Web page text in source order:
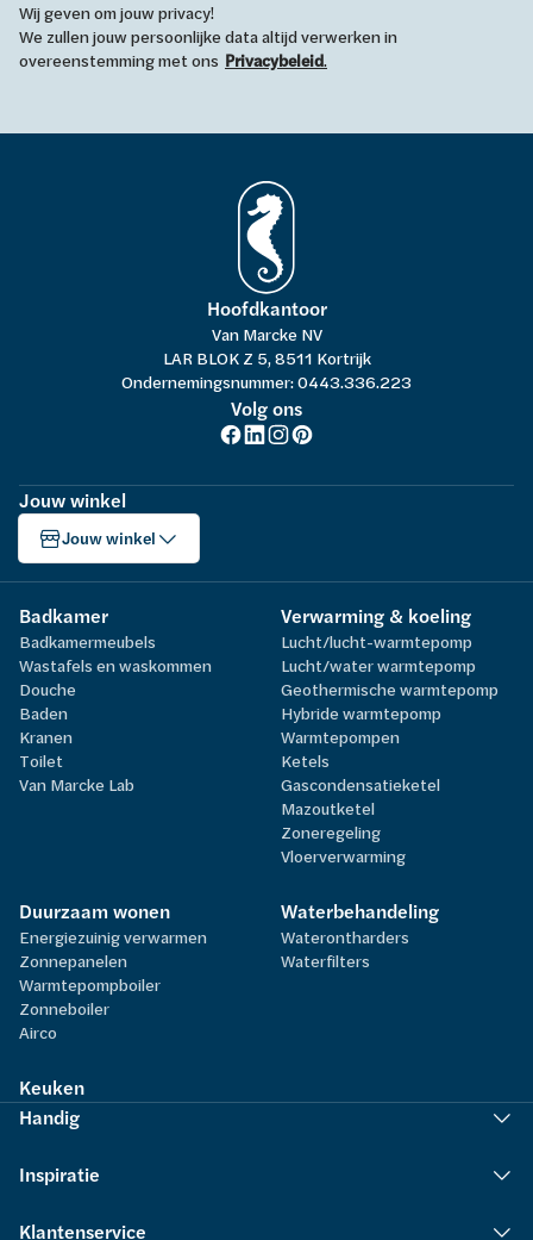
Wij geven om jouw privacy!
We zullen jouw persoonlijke data altijd verwerken in
overeenstemming met ons Privacybeleid.
Hoofdkantoor
Van Marcke NV
LAR BLOK Z 5, 8511 Kortrijk
Ondernemingsnummer: 0443.336.223
Volg ons
Jouw winkel
Jouw winkel
Badkamer
Badkamermeubels
Wastafels en waskommen
Douche
Baden
Kranen
Toilet
Van Marcke Lab
Verwarming & koeling
Lucht/lucht-warmtepomp
Lucht/water warmtepomp
Geothermische warmtepomp
Hybride warmtepomp
Warmtepompen
Ketels
Gascondensatieketel
Mazoutketel
Zoneregeling
Vloerverwarming
Duurzaam wonen
Energiezuinig verwarmen
Zonnepanelen
Warmtepompboiler
Zonneboiler
Airco
Waterbehandeling
Waterontharders
Waterfilters
Keuken
Handig
Inspiratie
Klantenservice